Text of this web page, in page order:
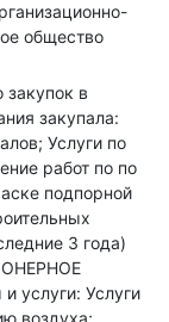
общество
закупок в
закупала:
Услуги по
работ по по
подпорной
3 года)
услуги: Услуги
воздуха;